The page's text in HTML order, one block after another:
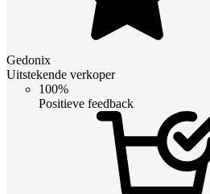
Gedonix
Uitstekende verkoper
100%
Positieve feedback